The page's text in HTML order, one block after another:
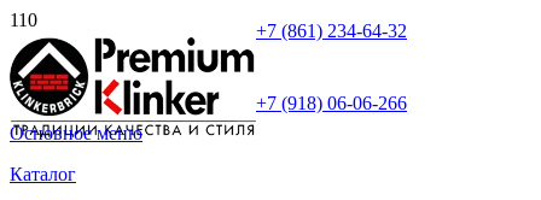
+7 (861) 234-64-32
+7 (918) 06-06-266
Основное меню
Каталог